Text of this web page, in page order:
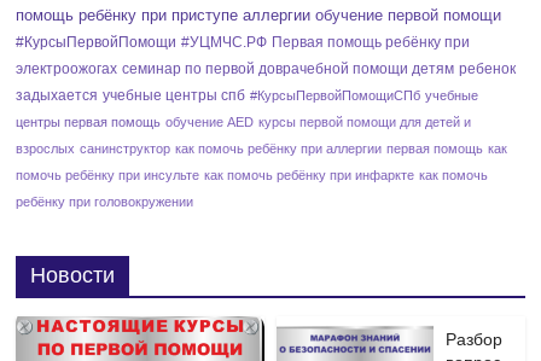
помощь ребёнку при приступе аллергии обучение первой помощи
#КурсыПервойПомощи #УЦМЧС.РФ Первая помощь ребёнку при
электроожогах семинар по первой доврачебной помощи детям ребенок
задыхается учебные центры спб #КурсыПервойПомощиСПб учебные
центры первая помощь обучение AED курсы первой помощи для детей и
взрослых санинструктор как помочь ребёнку при аллергии первая помощь как
помочь ребёнку при инсульте как помочь ребёнку при инфаркте как помочь
ребёнку при головокружении
Новости
Разбор